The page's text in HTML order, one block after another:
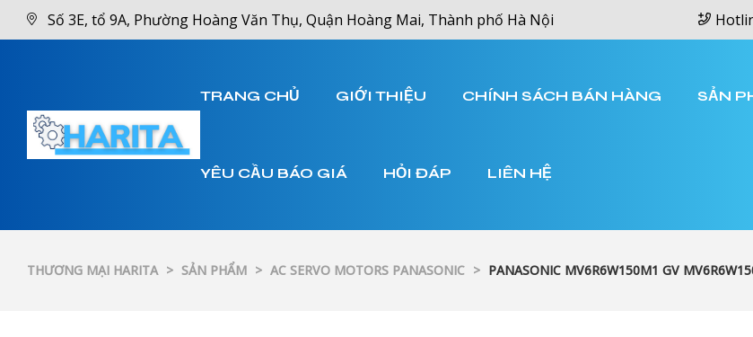
Số 3E, tổ 9A, Phường Hoàng Văn Thụ, Quận Hoàng Mai, Thành phố Hà Nội
TRANG CHỦ GIỚI THIỆU CHÍNH SÁCH BÁN HÀNG SẢN
YÊU CẦU BÁO GIÁ HỎI ĐÁP LIÊN HỆ
THƯƠNG MẠI HARITA > SẢN PHẨM > AC SERVO MOTORS PANASONIC > PANASONIC MV6R6W150M1 GV